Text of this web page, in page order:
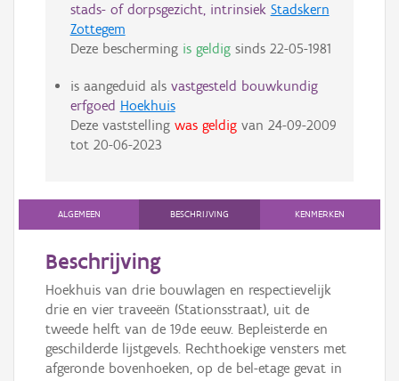
stads- of dorpsgezicht, intrinsiek Stadskern
Zottegem
Deze bescherming is geldigsinds 22-05-1981
is aangeduid als vastgesteld bouwkundig
erfgoed Hoekhuis
Deze vaststelling was geldigvan 24-09-2009
tot 20-06-2023
ALGEMEEN BESCHRIJVING KENMERKEN
Beschrijving
Hoekhuis van drie bouwlagen en respectievelijk
drie en vier traveeën (Stationsstraat), uit de
tweede helft van de 19de eeuw. Bepleisterde en
geschilderde lijstgevels. Rechthoekige vensters met
afgeronde bovenhoeken, op de bel-etage gevat in